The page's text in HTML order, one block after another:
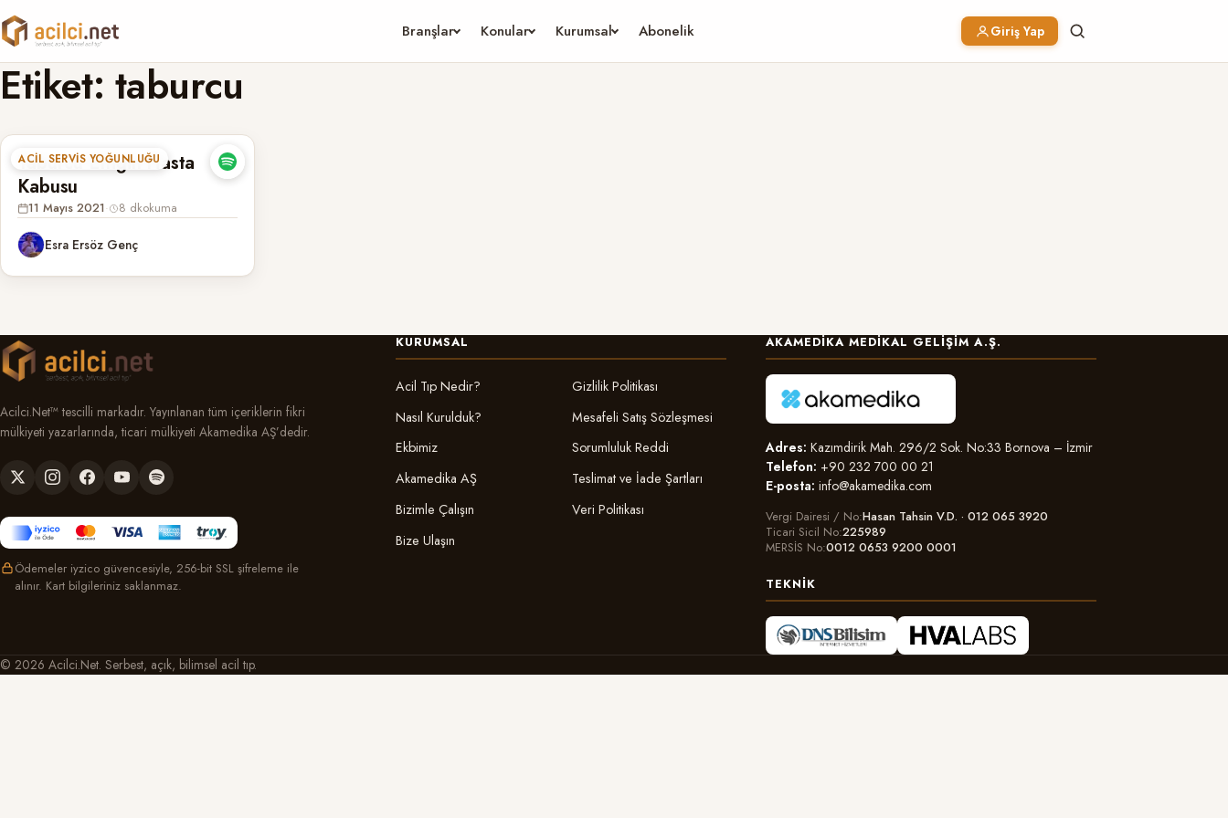
Branşlar Konular Kurumsal Abonelik Giriş Yap
Etiket: taburcu
ACIL SERVIS YOĞUNLUĞU
Taburcu Ettiğin Hasta
Kabusu
11 Mayıs 2021· 8 dkokuma
Esra Ersöz Genç
Acilci.Net™ tescilli markadır. Yayınlanan tüm içeriklerin fikri
mülkiyeti yazarlarında, ticari mülkiyeti Akamedika AŞ’dedir.
Ödemeler iyzico güvencesiyle, 256-bit SSL şifreleme ile
alınır. Kart bilgileriniz saklanmaz.
KURUMSAL
Acil Tıp Nedir?
Nasıl Kurulduk?
Ekbimiz
Akamedika AŞ
Bizimle Çalışın
Bize Ulaşın
Gizlilik Politikası
Mesafeli Satış Sözleşmesi
Sorumluluk Reddi
Teslimat ve İade Şartları
Veri Politikası
AKAMEDIKA MEDIKAL GELIŞIM A.Ş.
Adres: Kazımdirik Mah. 296/2 Sok. No:33 Bornova – İzmir
Telefon: +90 232 700 00 21
E-posta: info@akamedika.com
Vergi Dairesi / No Hasan Tahsin V.D. · 012 065 3920
Ticari Sicil No 225989
MERSİS No 0012 0653 9200 0001
TEKNIK
© 2026 Acilci.Net. Serbest, açık, bilimsel acil tıp.